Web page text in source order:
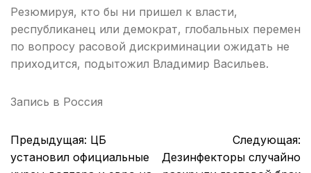
Резюмируя, кто бы ни пришел к власти,
республиканец или демократ, глобальных перемен
по вопросу расовой дискриминации ожидать не
приходится, подытожил Владимир Васильев.
Запись в Россия
Навигация
по
записям
Предыдущая: ЦБ
установил официальные
Следующая:
Дезинфекторы случайно